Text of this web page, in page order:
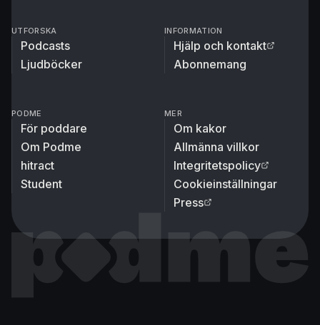
UTFORSKA
Podcasts
Ljudböcker
INFORMATION
Hjälp och kontakt
Abonnemang
PODME
För poddare
Om Podme
hitract
Student
MER
Om kakor
Allmänna villkor
Integritetspolicy
Cookieinställningar
Press